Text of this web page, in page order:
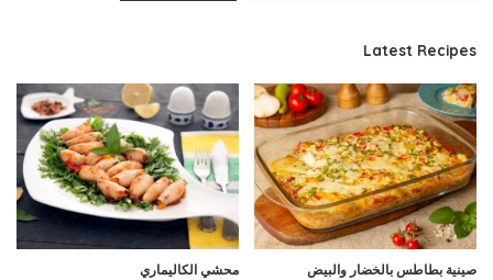
Latest Recipes
صينية بطاطس بالخضار والبيض محشي الكاليماري